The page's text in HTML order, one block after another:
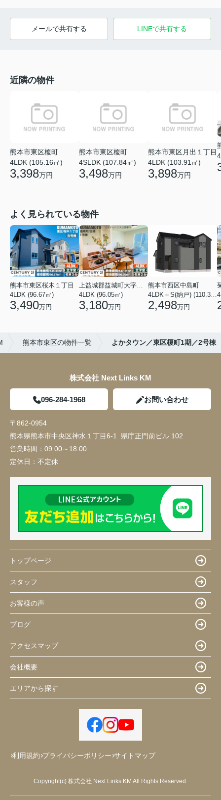
メールで共有する LINEで共有する
近隣の物件
熊本市東区榎町
4LDK (105.16㎡)
3,398万円
熊本市東区榎町
4SLDK (107.84㎡)
3,498万円
熊本市東区月出１丁目
4LDK (103.91㎡)
3,898万円
よく見られている物件
熊本市東区桜木１丁目
4LDK (96.67㎡)
3,490万円
上益城郡益城町大字広崎
4LDK (96.05㎡)
3,180万円
熊本市西区中島町
4LDK＋S(納戸) (110.37㎡)
2,498万円
熊本市東区の物件一覧 よかタウン／東区榎町1期／2号棟
株式会社 Next Links KM
096-284-1968 お問い合わせ
〒862-0954
熊本県熊本市中央区神水１丁目6-1 県庁正門前ビル 102
営業時間： 09:00～18:00
定休日： 不定休
トップページ
スタッフ
お客様の声
ブログ
アクセスマップ
会社概要
エリアから探す
利用規約 プライバシーポリシー サイトマップ
Copyright(c) 株式会社 Next Links KM All Rights Reserved.